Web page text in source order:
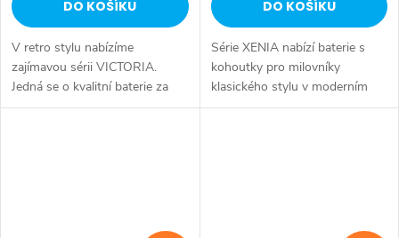
DO KOŠÍKU
V retro stylu nabízíme
zajímavou sérii VICTORIA.
Jedná se o kvalitní baterie za
příznivou pořizovací cenu.
DO KOŠÍKU
Série XENIA nabízí baterie s
kohoutky pro milovníky
klasického stylu v moderním
provedení. Žádné dlouhé